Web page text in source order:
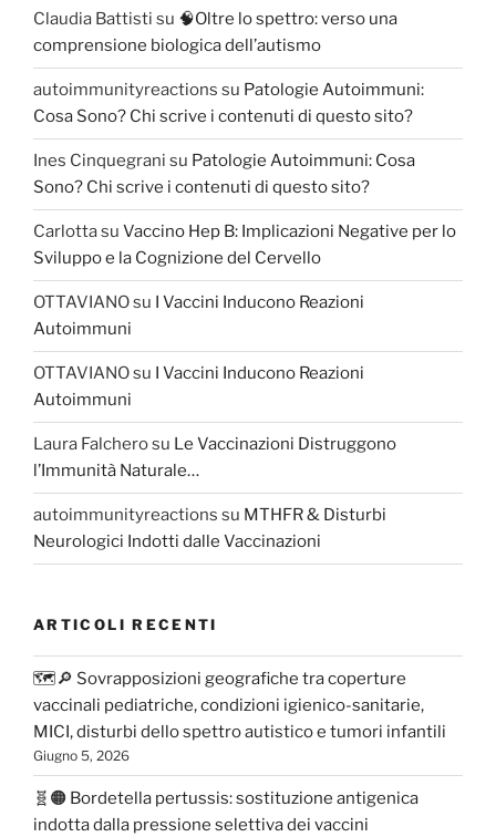
Claudia Battisti su 🧠Oltre lo spettro: verso una
comprensione biologica dell’autismo
autoimmunityreactions su Patologie Autoimmuni:
Cosa Sono? Chi scrive i contenuti di questo sito?
Ines Cinquegrani su Patologie Autoimmuni: Cosa
Sono? Chi scrive i contenuti di questo sito?
Carlottasu Vaccino Hep B: Implicazioni Negative per lo
Sviluppo e la Cognizione del Cervello
OTTAVIANOsu
I Vaccini Inducono Reazioni
Autoimmuni
OTTAVIANOsu
I Vaccini Inducono Reazioni
Autoimmuni
Laura Falcherosu Le Vaccinazioni Distruggono
l’Immunità Naturale…
autoimmunityreactions su MTHFR & Disturbi
Neurologici Indotti dalle Vaccinazioni
ARTICOLI RECENTI
🗺️🔎 Sovrapposizioni geografiche tra coperture
vaccinali pediatriche, condizioni igienico-sanitarie,
MICI, disturbi dello spettro autistico e tumori infantili
Giugno 5, 2026
🧬🟠 Bordetella pertussis: sostituzione antigenica
indotta dalla pressione selettiva dei vaccini